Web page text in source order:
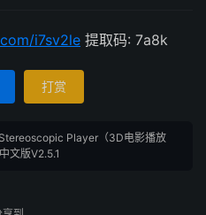
i7sv2le 提取码: 7a8k
打赏
Stereoscopic Player（3D电影播放
文版V2.5.1